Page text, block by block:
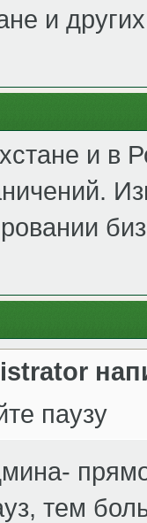
и
и в
паузу
тем